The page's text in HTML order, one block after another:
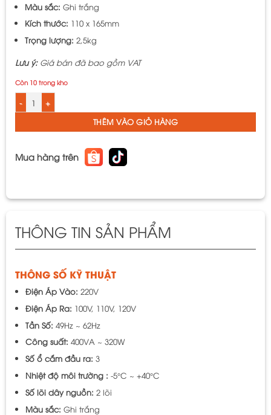
Màu sắc: Ghi trắng
Kích thước: 110 x 165mm
Trọng lượng: 2,5kg
Lưu ý:Giá bán đã bao gồm VAT
Còn 10 trong kho
THÊM VÀO GIỎ HÀNG
Mua hàng trên
THÔNG TIN SẢN PHẨM
THÔNG SỐ KỸ THUẬT
Điện Áp Vào: 220V
Điện Áp Ra: 100V, 110V, 120V
Tần Số: 49Hz ~ 62Hz
Công suất: 400VA ~ 320W
Số ổ cắm đầu ra: 3
Nhiệt độ môi trường : -5°C ~ +40°C
Số lõi dây nguồn: 2 lõi
Màu sắc: Ghi trắng